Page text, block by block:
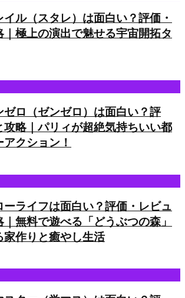
ル（スタレ）は面白い？評価・
｜極上の演出で魅せる宇宙開拓タ
ゼロ（ゼンゼロ）は面白い？評
攻略｜パリィが超絶気持ちいい都
クション！
ライフは面白い？評価・レビュ
無料で遊べる「どうぶつの森」
家作りと癒やし生活